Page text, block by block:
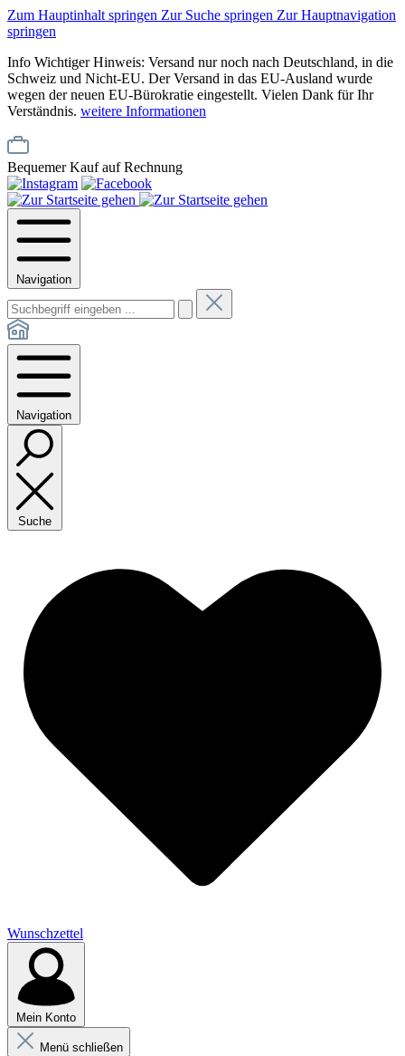
Zum Hauptinhalt springen Zur Suche springen Zur Hauptnavigation
springen
Info Wichtiger Hinweis: Versand nur noch nach Deutschland, in die
Schweiz und Nicht-EU. Der Versand in das EU-Ausland wurde
wegen der neuen EU-Bürokratie eingestellt. Vielen Dank für Ihr
Verständnis. weitere Informationen
Bequemer Kauf auf Rechnung
Navigation
Navigation
Suche
Wunschzettel
Mein Konto
Menü schließen